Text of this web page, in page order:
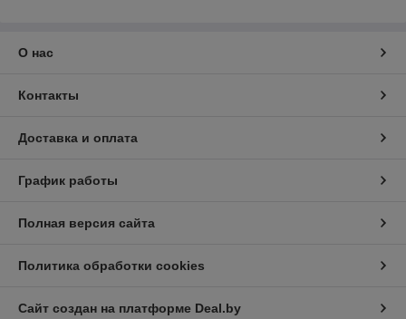
О нас
Контакты
Доставка и оплата
График работы
Полная версия сайта
Политика обработки cookies
Сайт создан на платформе Deal.by